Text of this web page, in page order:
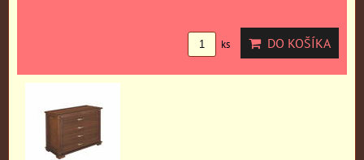
ks DO KOŠÍKA